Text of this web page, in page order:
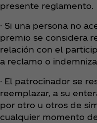
presente reglamento.
· Si una persona no
premio se considera
relación con el
a reclamo o
· El patrocinador se
reemplazar, a su
por otro u otros de
cualquier momento